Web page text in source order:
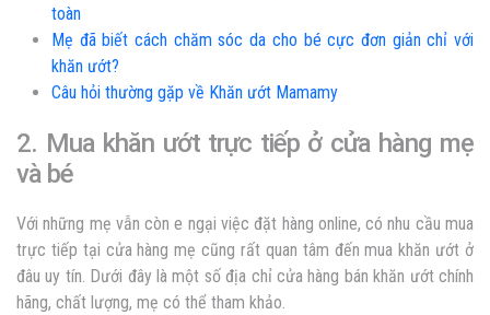
toàn
Mẹ đã biết cách chăm sóc da cho bé cực đơn giản chỉ với
khăn ướt?
Câu hỏi thường gặp về Khăn ướt Mamamy
2. Mua khăn ướt trực tiếp ở cửa hàng mẹ
và bé
Với những mẹ vẫn còn e ngại việc đặt hàng online, có nhu cầu mua
trực tiếp tại cửa hàng mẹ cũng rất quan tâm đến mua khăn ướt ở
đâu uy tín. Dưới đây là một số địa chỉ cửa hàng bán khăn ướt chính
hãng, chất lượng, mẹ có thể tham khảo.